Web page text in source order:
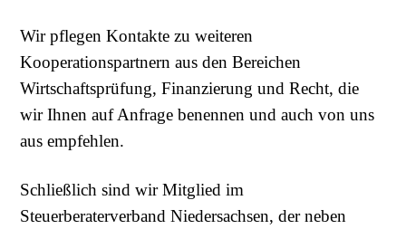
Wir pflegen Kontakte zu weiteren
Kooperationspartnern aus den Bereichen
Wirtschaftsprüfung, Finanzierung und Recht, die
wir Ihnen auf Anfrage benennen und auch von uns
aus empfehlen.
Schließlich sind wir Mitglied im
Steuerberaterverband Niedersachsen, der neben